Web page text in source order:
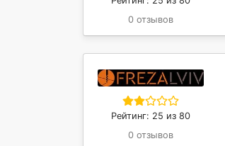
0 отзывов
Рейтинг: 25 из 80
0 отзывов